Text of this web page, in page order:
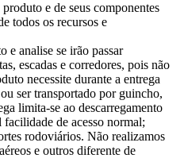
e de seus componentes
todos os recursos e
e analise se irão passar
escadas e corredores, pois não
necessite durante a entrega
ser transportado por guincho,
limita-se ao descarregamento
de acesso normal;
rodoviários. Não realizamos
e outros diferente de